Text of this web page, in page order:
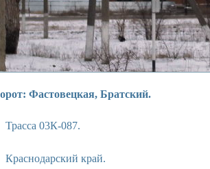
Фастовецкая, Братский.
Трасса 03К-087.
Краснодарский край.